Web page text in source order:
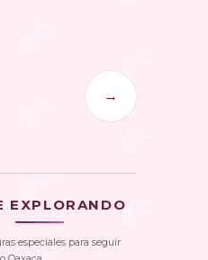
→
EXPLORANDO
especiales para seguir